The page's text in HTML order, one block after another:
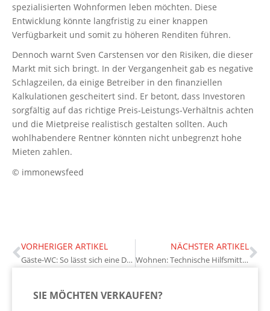
spezialisierten Wohnformen leben möchten. Diese
Entwicklung könnte langfristig zu einer knappen
Verfügbarkeit und somit zu höheren Renditen führen.
Dennoch warnt Sven Carstensen vor den Risiken, die dieser
Markt mit sich bringt. In der Vergangenheit gab es negative
Schlagzeilen, da einige Betreiber in den finanziellen
Kalkulationen gescheitert sind. Er betont, dass Investoren
sorgfältig auf das richtige Preis-Leistungs-Verhältnis achten
und die Mietpreise realistisch gestalten sollten. Auch
wohlhabendere Rentner könnten nicht unbegrenzt hohe
Mieten zahlen.
© immonewsfeed
VORHERIGER ARTIKEL
Gäste-WC: So lässt sich eine Dusche integrieren
NÄCHSTER ARTIKEL
Wohnen: Technische Hilfsmittel erleichtern das Leben im Alter
SIE MÖCHTEN VERKAUFEN?